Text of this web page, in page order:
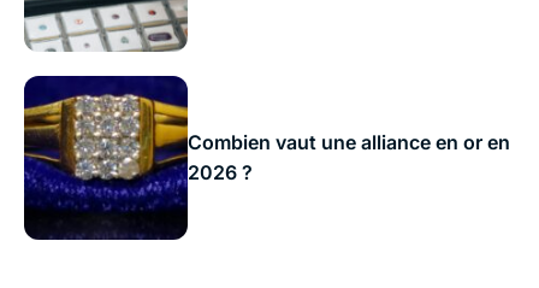
Combien vaut une alliance en or en
2026 ?